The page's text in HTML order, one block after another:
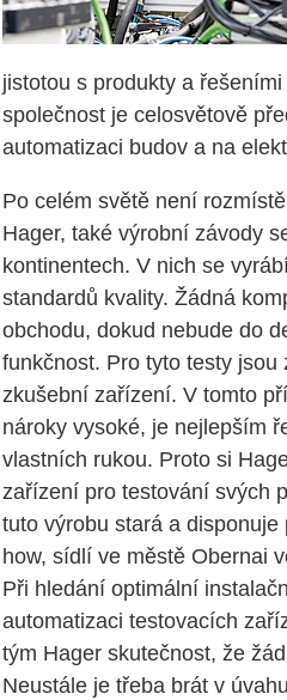
jistotou s produkty a
společnost je celosvětově
automatizaci budov a na
Po celém světě není
Hager, také výrobní závody
kontinentech. V nich se
standardů kvality. Žádná
obchodu, dokud nebude do
funkčnost. Pro tyto testy
zkušební zařízení. V tomto
nároky vysoké, je nejlepším
vlastních rukou. Proto si
zařízení pro testování svých
tuto výrobu stará a
how, sídlí ve městě Obernai
Při hledání optimální
automatizaci testovacích
tým Hager skutečnost, že
Neustále je třeba brát v